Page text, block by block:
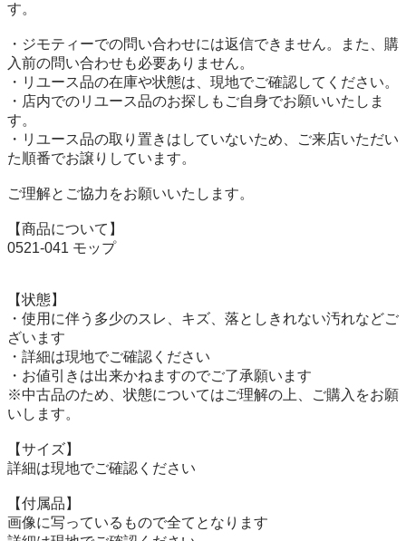
す。
・ジモティーでの問い合わせには返信できません。また、購
入前の問い合わせも必要ありません。
・リユース品の在庫や状態は、現地でご確認してください。
・店内でのリユース品のお探しもご自身でお願いいたしま
す。
・リユース品の取り置きはしていないため、ご来店いただい
た順番でお譲りしています。
ご理解とご協力をお願いいたします。
【商品について】
0521-041 モップ
【状態】
・使用に伴う多少のスレ、キズ、落としきれない汚れなどご
ざいます
・詳細は現地でご確認ください
・お値引きは出来かねますのでご了承願います
※中古品のため、状態についてはご理解の上、ご購入をお願
いします。
【サイズ】
詳細は現地でご確認ください
【付属品】
画像に写っているもので全てとなります